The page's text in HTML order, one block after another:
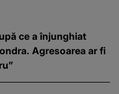
ce a înjunghiat
Agresoarea ar fi